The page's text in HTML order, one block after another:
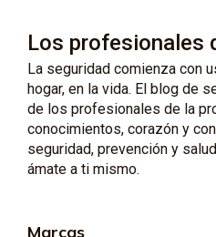
Los profesionales
La seguridad comienza con
hogar, en la vida. El blog de
de los profesionales de la
conocimientos, corazón y
seguridad, prevención y
ámate a ti mismo.
Marcas